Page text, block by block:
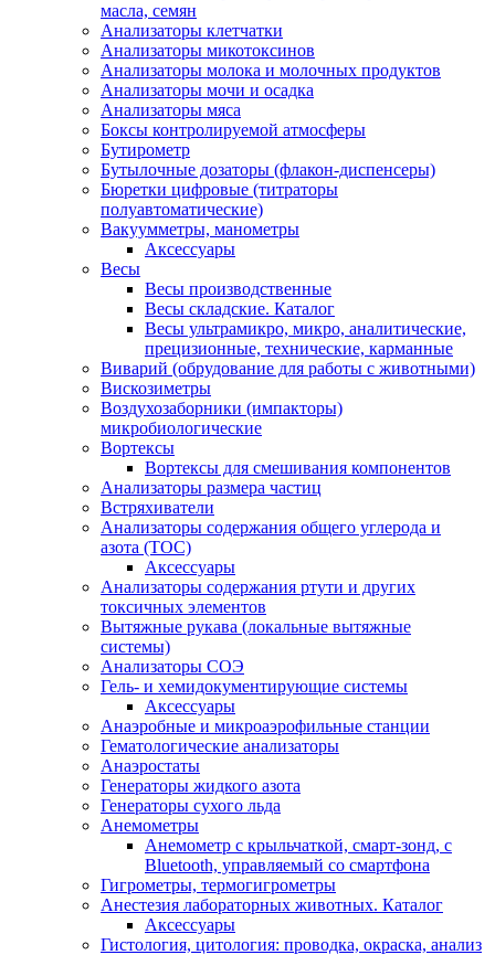
масла, семян
Анализаторы клетчатки
Анализаторы микотоксинов
Анализаторы молока и молочных продуктов
Анализаторы мочи и осадка
Анализаторы мяса
Боксы контролируемой атмосферы
Бутирометр
Бутылочные дозаторы (флакон-диспенсеры)
Бюретки цифровые (титраторы
полуавтоматические)
Вакуумметры, манометры
Аксессуары
Весы
Весы производственные
Весы складские. Каталог
Весы ультрамикро, микро, аналитические,
прецизионные, технические, карманные
Виварий (обрудование для работы с животными)
Вискозиметры
Воздухозаборники (импакторы)
микробиологические
Вортексы
Вортексы для смешивания компонентов
Анализаторы размера частиц
Встряхиватели
Анализаторы содержания общего углерода и
азота (ТОС)
Аксессуары
Анализаторы содержания ртути и других
токсичных элементов
Вытяжные рукава (локальные вытяжные
системы)
Анализаторы СОЭ
Гель- и хемидокументирующие системы
Аксессуары
Анаэробные и микроаэрофильные станции
Гематологические анализаторы
Анаэростаты
Генераторы жидкого азота
Генераторы сухого льда
Анемометры
Анемометр с крыльчаткой, смарт-зонд, с
Bluetooth, управляемый со смартфона
Гигрометры, термогигрометры
Анестезия лабораторных животных. Каталог
Аксессуары
Гистология, цитология: проводка, окраска, анализ